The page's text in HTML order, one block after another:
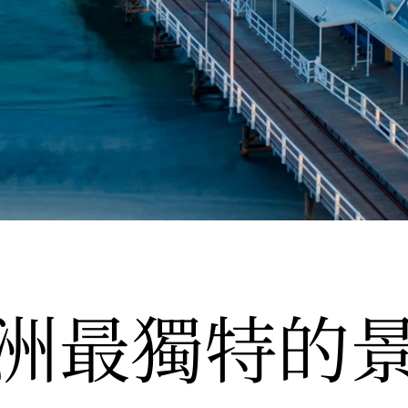
最獨特的